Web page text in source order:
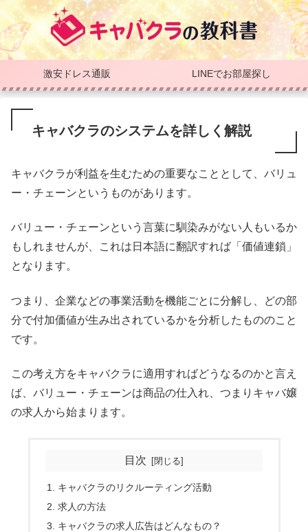
激安ドレス通販 LINEでお部屋探し
キャバクラのシステムを詳しく解説
キャバクラが利益を生むための重要なこととして、バリュ
ー・チェーンというものがあります。
バリュー・チェーンという言葉に馴染みがない人もいるか
もしれませんが、これは日本語に翻訳すれば「価値連鎖」
となります。
つまり、企業などの事業活動を機能ごとに分解し、どの部
分で付加価値が生み出されているかを分析したもののこと
です。
この考え方をキャバクラに適用すればどうなるのかと言え
ば、バリュー・チェーンは商品の仕入れ、つまりキャバ嬢
の求人から始まります。
目次
キャバクラのリクルーティング活動
求人の方法
キャバクラの求人広告はどんなもの？